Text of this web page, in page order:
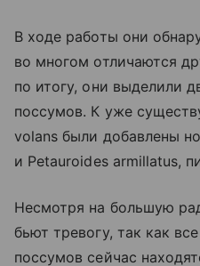
В ходе работы они
во многом отличаются
по итогу, они выделили
поссумов. К уже
volans были добавлены
и Petauroides armillatus,
Несмотря на большую
бьют тревогу, так как
поссумов сейчас